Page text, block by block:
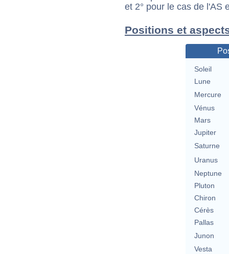
et 2° pour le cas de l'AS
Positions et
Soleil
Lune
Mercure
Vénus
Mars
Jupiter
Saturne
Uranus
Neptune
Pluton
Chiron
Cérès
Pallas
Junon
Vesta